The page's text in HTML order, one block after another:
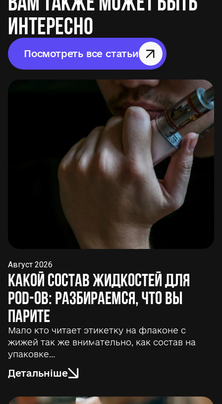
интересно
Посмотреть все статьи
Август 2026
Какой состав жидкостей для
POD-ов: разбираемся, что вы
парите
Мало кто читает этикетку на флаконе с
жижей так же внимательно, как состав на
упаковке…
Детальніше